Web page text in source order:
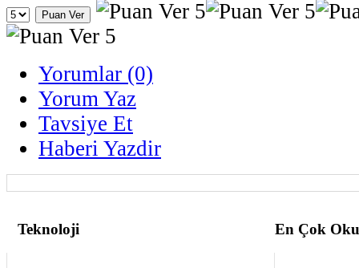
Yorumlar (0)
Yorum Yaz
Tavsiye Et
Haberi Yazdir
Teknoloji En Çok